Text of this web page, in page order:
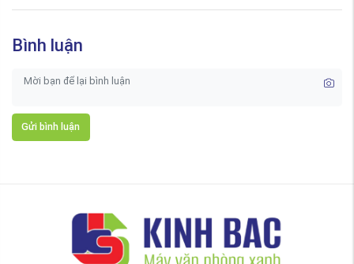
Bình luận
Gửi bình luận